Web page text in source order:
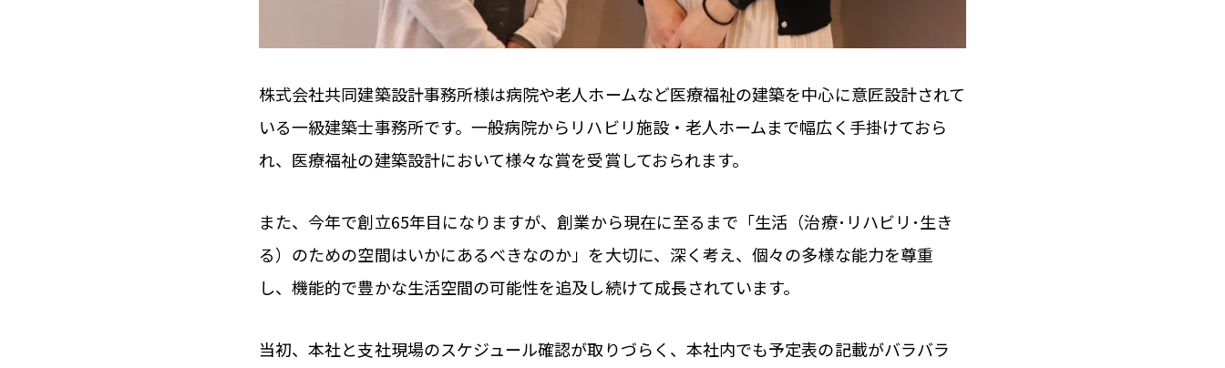
株式会社共同建築設計事務所様は病院や老人ホームなど医療福祉の建築を中心に意匠設計されて
いる一級建築士事務所です。一般病院からリハビリ施設・老人ホームまで幅広く手掛けておら
れ、医療福祉の建築設計において様々な賞を受賞しておられます。
また、今年で創立65年目になりますが、創業から現在に至るまで「生活（治療･リハビリ･生き
る）のための空間はいかにあるべきなのか」を大切に、深く考え、個々の多様な能力を尊重
し、機能的で豊かな生活空間の可能性を追及し続けて成長されています。
当初、本社と支社現場のスケジュール確認が取りづらく、本社内でも予定表の記載がバラバラ